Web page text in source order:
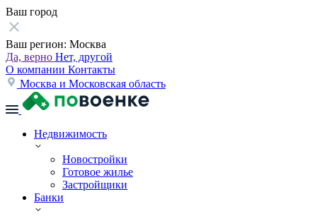
Ваш город
Ваш регион: Москва
Да, верно Нет, другой
О компании Контакты
Москва и Московская область
Недвижимость
Новостройки
Готовое жилье
Застройщики
Банки